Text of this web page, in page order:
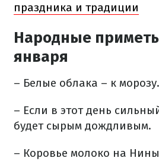
праздника и традиции
Народные
января
– Белые облака – к морозу.
– Если в этот день
будет сырым дождливым.
– Коровье молоко на